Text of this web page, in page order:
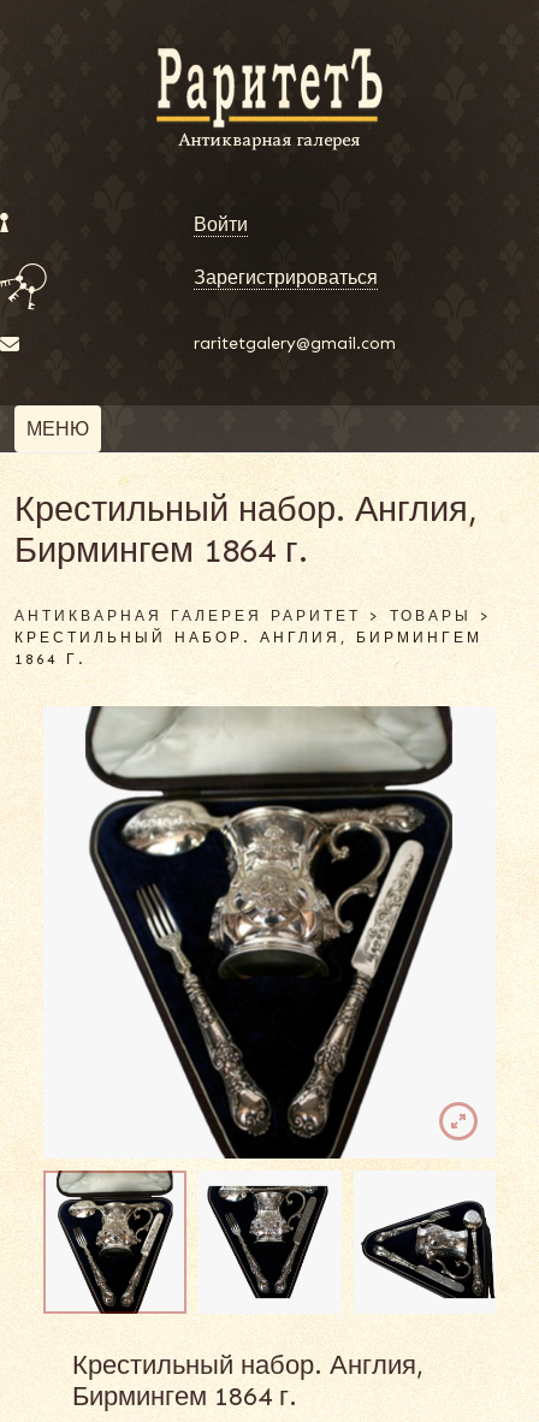
Войти
Зарегистрироваться
raritetgalery@gmail.com
МЕНЮ
Крестильный набор. Англия,
Бирмингем 1864 г.
АНТИКВАРНАЯ ГАЛЕРЕЯ РАРИТЕТ > ТОВАРЫ >
КРЕСТИЛЬНЫЙ НАБОР. АНГЛИЯ, БИРМИНГЕМ
1864 Г.
Крестильный набор. Англия,
Бирмингем 1864 г.